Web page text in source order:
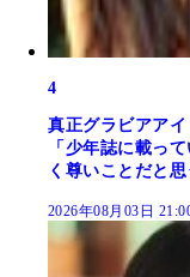
4
真正グラビアア
「少年誌に載っ
く尊いことだと思
2026年08月03日